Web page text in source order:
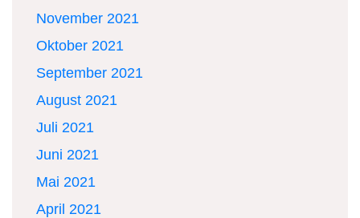
November 2021
Oktober 2021
September 2021
August 2021
Juli 2021
Juni 2021
Mai 2021
April 2021